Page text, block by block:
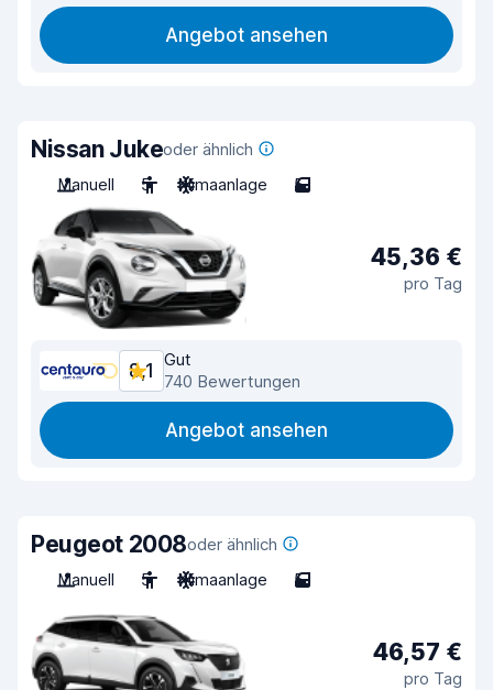
Angebot ansehen
Nissan Jukeoder ähnlich
Manuell
5 Klimaanlage 5
45,36 €
pro Tag
8,1
Gut
740 Bewertungen
Angebot ansehen
Peugeot 2008oder ähnlich
Manuell
5 Klimaanlage 5
46,57 €
pro Tag